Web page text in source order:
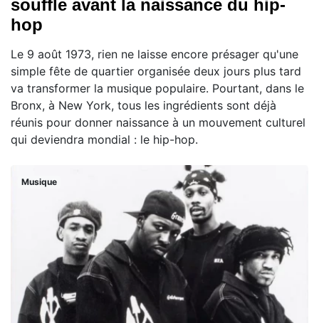
souffle avant la naissance du hip-
hop
Le 9 août 1973, rien ne laisse encore présager qu'une
simple fête de quartier organisée deux jours plus tard
va transformer la musique populaire. Pourtant, dans le
Bronx, à New York, tous les ingrédients sont déjà
réunis pour donner naissance à un mouvement culturel
qui deviendra mondial : le hip-hop.
Musique